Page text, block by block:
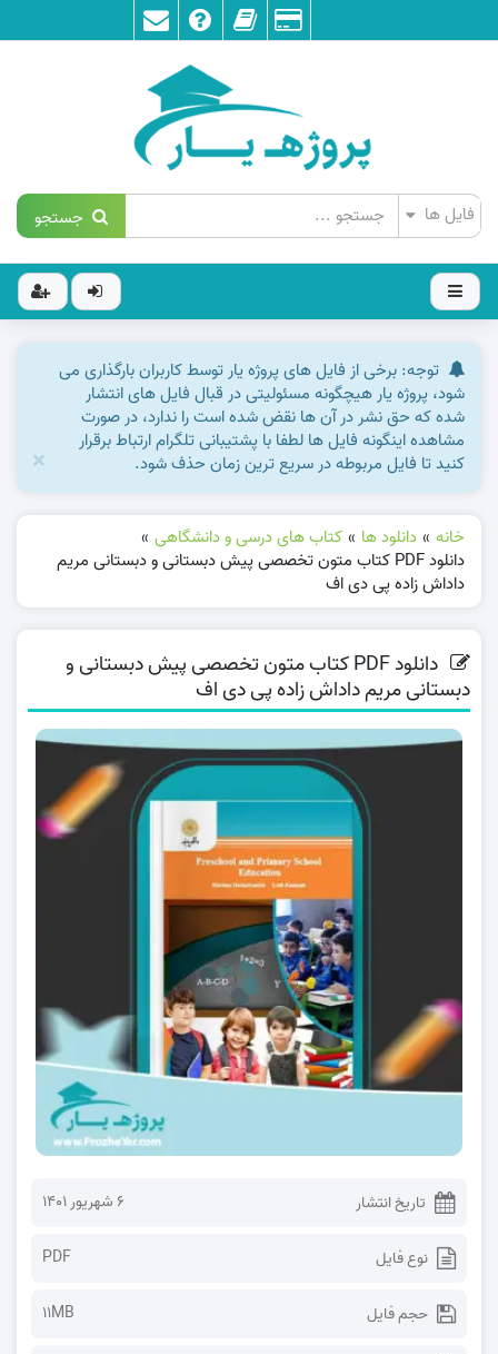
جستجو
توجه: برخی از فایل های پروژه یار توسط کاربران بارگذاری می
شود، پروژه یار هیچگونه مسئولیتی در قبال فایل های انتشار
شده که حق نشر در آن ها نقض شده است را ندارد، در صورت
مشاهده اینگونه فایل ها لطفا با پشتیبانی تلگرام ارتباط برقرار
کنید تا فایل مربوطه در سریع ترین زمان حذف شود.
×
خانه » دانلود ها » کتاب های درسی و دانشگاهی »
دانلود PDF کتاب متون تخصصی پیش دبستانی و دبستانی مریم
داداش زاده پی دی اف
دانلود PDF کتاب متون تخصصی پیش دبستانی و
دبستانی مریم داداش زاده پی دی اف
تاریخ انتشار ۶ شهریور ۱۴۰۱
نوع فایل PDF
حجم فایل 11MB